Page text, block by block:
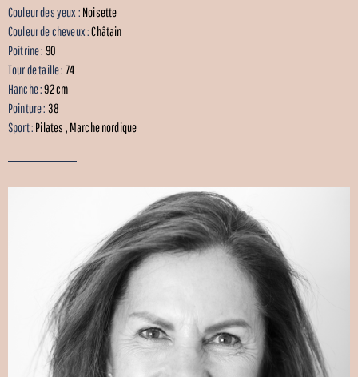
Couleur des yeux : Noisette
Couleur de cheveux :Châtain
Poitrine : 90
Tour de taille : 74
Hanche :92 cm
Pointure : 38
Sport : Pilates , Marche nordique